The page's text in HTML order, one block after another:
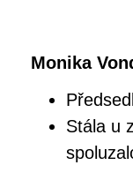
Monika
Stála u